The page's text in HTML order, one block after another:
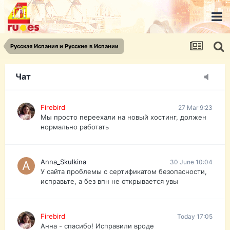
Русская Испания и Русские в Испании
Чат
urist.dokument@gmail.com
https://pasport-ua.com/
Телеграмм @uristpassua
Firebird
Друзья - из России без VPN сайт и форум
Firebird 27 Mar 9:23
Мы просто переехали на новый хостинг, должен
нормально работать
Anna_Skulkina 30 June 10:04
У сайта проблемы с сертификатом безопасности,
исправьте, а без впн не открывается увы
Firebird Today 17:05
Анна - спасибо! Исправили вроде